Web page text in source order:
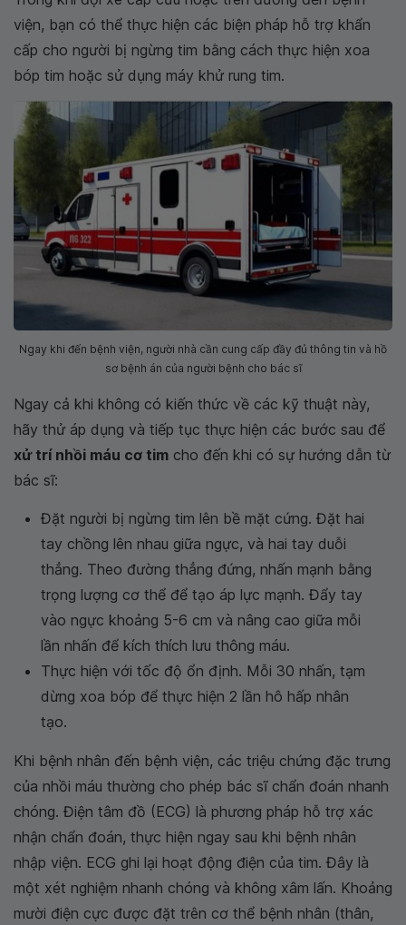
viện, bạn có thể thực hiện các biện pháp hỗ trợ khẩn
cấp cho người bị ngừng tim bằng cách thực hiện xoa
bóp tim hoặc sử dụng máy khử rung tim.
Ngay khi đến bệnh viện, người nhà cần cung cấp đầy đủ thông tin và hồ
sơ bệnh án của người bệnh cho bác sĩ
Ngay cả khi không có kiến thức về các kỹ thuật này,
hãy thử áp dụng và tiếp tục thực hiện các bước sau để
xử trí nhồi máu cơ tim cho đến khi có sự hướng dẫn từ
bác sĩ:
Đặt người bị ngừng tim lên bề mặt cứng. Đặt hai
tay chồng lên nhau giữa ngực, và hai tay duỗi
thẳng. Theo đường thẳng đứng, nhấn mạnh bằng
trọng lượng cơ thể để tạo áp lực mạnh. Đẩy tay
vào ngực khoảng 5-6 cm và nâng cao giữa mỗi
lần nhấn để kích thích lưu thông máu.
Thực hiện với tốc độ ổn định. Mỗi 30 nhấn, tạm
dừng xoa bóp để thực hiện 2 lần hô hấp nhân
tạo.
Khi bệnh nhân đến bệnh viện, các triệu chứng đặc trưng
của nhồi máu thường cho phép bác sĩ chẩn đoán nhanh
chóng. Điện tâm đồ (ECG) là phương pháp hỗ trợ xác
nhận chẩn đoán, thực hiện ngay sau khi bệnh nhân
nhập viện. ECG ghi lại hoạt động điện của tim. Đây là
một xét nghiệm nhanh chóng và không xâm lấn. Khoảng
mười điện cực được đặt trên cơ thể bệnh nhân (thân,